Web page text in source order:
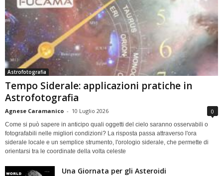
Astrofotografia
Tempo Siderale: applicazioni pratiche in
Astrofotografia
Agnese Caramanico - 10 Luglio 2026 0
Come si può sapere in anticipo quali oggetti del cielo saranno osservabili o
fotografabili nelle migliori condizioni? La risposta passa attraverso l'ora
siderale locale e un semplice strumento, l'orologio siderale, che permette di
orientarsi tra le coordinate della volta celeste
Una Giornata per gli Asteroidi